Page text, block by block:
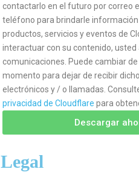
contactarlo en el futuro por correo
teléfono para brindarle información
productos, servicios y eventos de
interactuar con su contenido,
comunicaciones. Puede cambiar
momento para dejar de recibir
electrónicos y / o llamadas.
privacidad de Cloudflare para
Descargar
Legal